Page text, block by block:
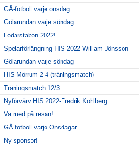
GÅ-fotboll varje onsdag
Gölarundan varje söndag
Ledarstaben 2022!
Spelarförlängning HIS 2022-William Jönsson
Gölarundan varje söndag
HIS-Mörrum 2-4 (träningsmatch)
Träningsmatch 12/3
Nyförvärv HIS 2022-Fredrik Kohlberg
Va med på resan!
GÅ-fotboll varje Onsdagar
Ny sponsor!